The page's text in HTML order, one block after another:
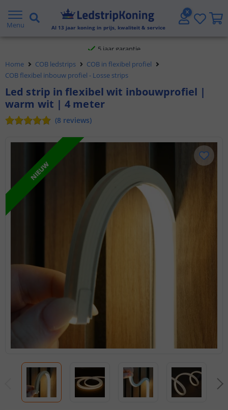
Menu Al 13 jaar koning in prijs, kwaliteit & service
Voor 23:45 uur besteld,morgen in huis
5 jaar garantie
Gratis verzending vanaf € 20,- NL en BE
Klantbeoordeling 9.1
Voor 23:45 uur besteld,
Home COB ledstrips
COB in flexibel profiel
COB flexibel inbouw profiel - Losse strips
Led strip in flexibel wit inbouwprofiel |
warm wit | 4 meter
(8 reviews)
NIEUW